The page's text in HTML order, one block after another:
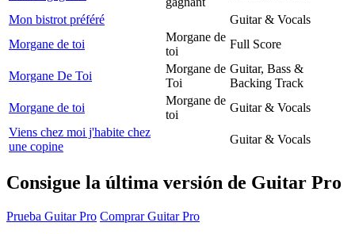
Mon bistrot préféré
Guitar & Vocals
Morgane de toi
Morgane de
toi
Full Score
Morgane De Toi
Morgane de
Toi
Guitar, Bass &
Backing Track
Morgane de toi
Morgane de
toi
Guitar & Vocals
Viens chez moi j'habite chez
une copine
Guitar & Vocals
Consigue la última versión de Guitar Pro
Prueba Guitar Pro Comprar Guitar Pro